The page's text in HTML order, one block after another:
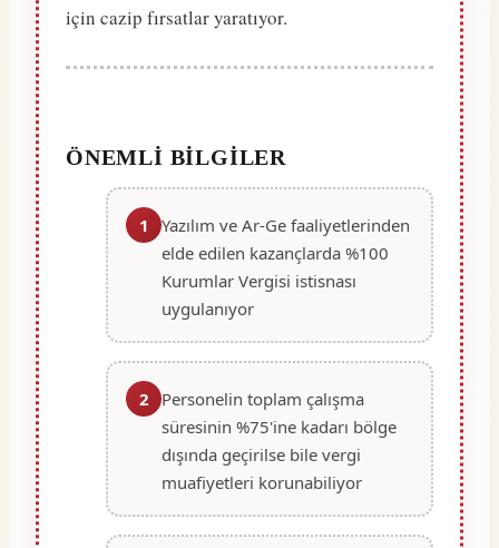
için cazip fırsatlar yaratıyor.
ÖNEMLI BILGILER
1
Yazılım ve Ar-Ge faaliyetlerinden
elde edilen kazançlarda %100
Kurumlar Vergisi istisnası
uygulanıyor
2
Personelin toplam çalışma
süresinin %75'ine kadarı bölge
dışında geçirilse bile vergi
muafiyetleri korunabiliyor